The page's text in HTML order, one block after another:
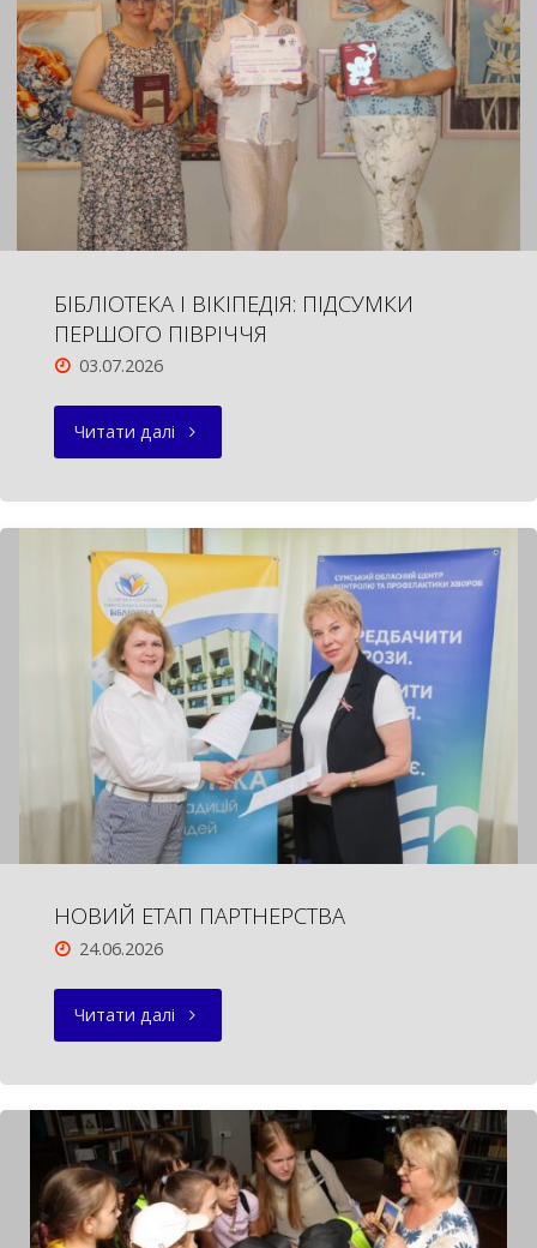
БІБЛІОТЕКА І ВІКІПЕДІЯ: ПІДСУМКИ
ПЕРШОГО ПІВРІЧЧЯ
03.07.2026
Читати далі "БІБЛІОТЕКА
ВІКІПЕДІЯ:
ПІДСУМКИ
ПЕРШОГО
ПІВРІЧЧЯ"
НОВИЙ ЕТАП ПАРТНЕРСТВА
24.06.2026
Читати далі "НОВИЙ
ПАРТНЕРСТВА"